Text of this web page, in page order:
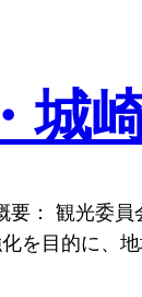
城
要： 観光委
を目的に、